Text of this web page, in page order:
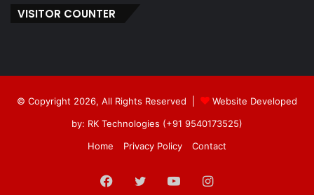
VISITOR COUNTER
© Copyright 2026, All Rights Reserved |
Website Developed
by: RK Technologies (+91 9540173525)
Home
Privacy Policy Contact
Facebook
TwitterYouTubeInstagram